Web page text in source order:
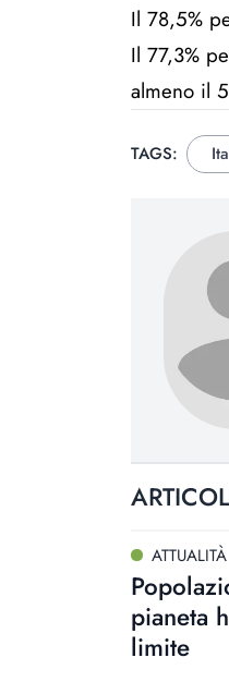
Il 78,5%
Il 77,3%
almeno il
TAGS:
ATTUALITÀ
pianeta
limite